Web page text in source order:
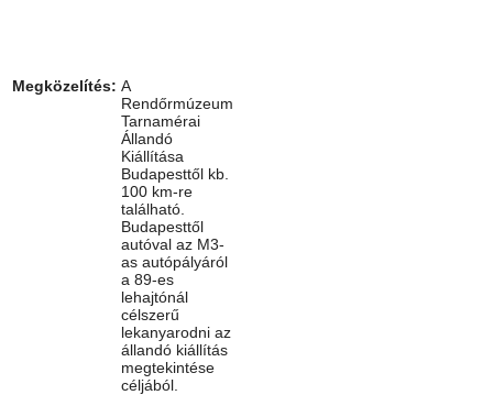
Megközelítés: A
Rendőrmúzeum
Tarnamérai
Állandó
Kiállítása
Budapesttől kb.
100 km-re
található.
Budapesttől
autóval az M3-
as autópályáról
a 89-es
lehajtónál
célszerű
lekanyarodni az
állandó kiállítás
megtekintése
céljából.